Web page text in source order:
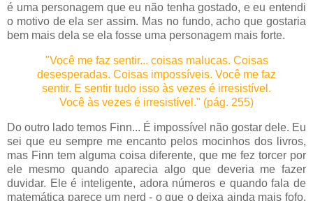
é uma personagem que eu não tenha gostado, e eu entendi
o motivo de ela ser assim. Mas no fundo, acho que gostaria
bem mais dela se ela fosse uma personagem mais forte.
"Você me faz sentir... coisas malucas. Coisas
desesperadas. Coisas impossíveis. Você me faz
sentir. E sentir tudo isso às vezes é irresistível.
Você às vezes é irresistível." (pág. 255)
Do outro lado temos Finn... É impossível não gostar dele. Eu
sei que eu sempre me encanto pelos mocinhos dos livros,
mas Finn tem alguma coisa diferente, que me fez torcer por
ele mesmo quando aparecia algo que deveria me fazer
duvidar. Ele é inteligente, adora números e quando fala de
matemática parece um nerd - o que o deixa ainda mais fofo.